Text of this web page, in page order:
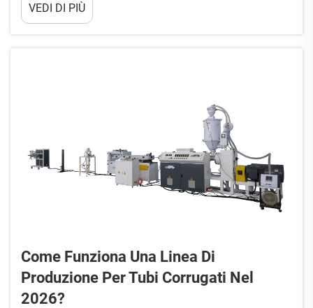
decisione tra configurazioni a parete singola e a doppia parete,
VEDI DI PIÙ
Come Funziona Una Linea Di
Produzione Per Tubi Corrugati Nel
2026?